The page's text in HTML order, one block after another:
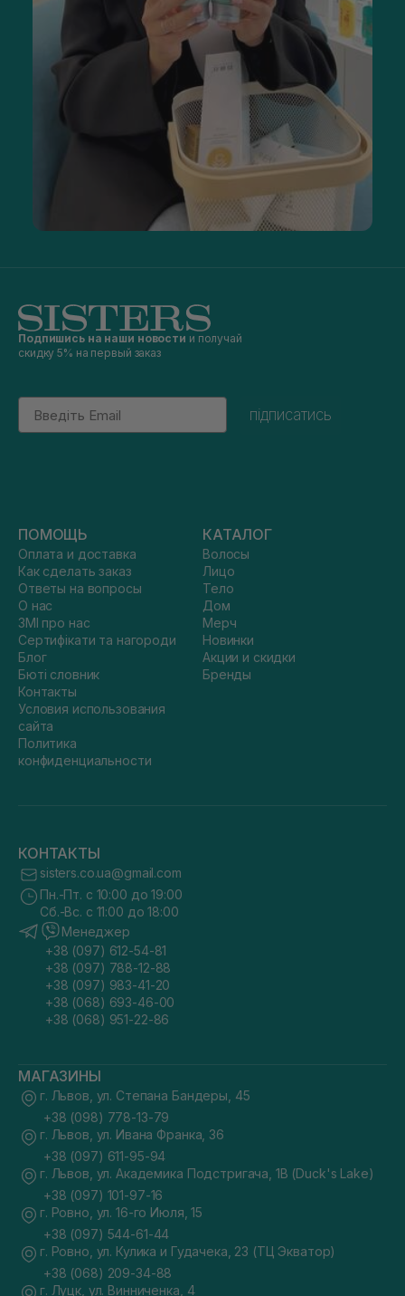
Подпишись на наши новости и получай
скидку 5% на первый заказ
Email
підписатись
ПОМОЩЬ
Оплата и доставка
Как сделать заказ
Ответы на вопросы
О нас
ЗМІ про нас
Сертифікати та нагороди
Блог
Бюті словник
Контакты
Условия использования
сайта
Политика
конфиденциальности
КАТАЛОГ
Волосы
Лицо
Тело
Дом
Мерч
Новинки
Акции и скидки
Бренды
КОНТАКТЫ
sisters.co.ua@gmail.com
Пн.-Пт. с 10:00 до 19:00
Сб.-Вс. с 11:00 до 18:00
Менеджер
+38 (097) 612-54-81
+38 (097) 788-12-88
+38 (097) 983-41-20
+38 (068) 693-46-00
+38 (068) 951-22-86
МАГАЗИНЫ
г. Львов, ул. Степана Бандеры, 45
+38 (098) 778-13-79
г. Львов, ул. Ивана Франка, 36
+38 (097) 611-95-94
г. Львов, ул. Академика Подстригача, 1В (Duck's Lake)
+38 (097) 101-97-16
г. Ровно, ул. 16-го Июля, 15
+38 (097) 544-61-44
г. Ровно, ул. Кулика и Гудачека, 23 (ТЦ Экватор)
+38 (068) 209-34-88
г. Луцк, ул. Винниченка, 4